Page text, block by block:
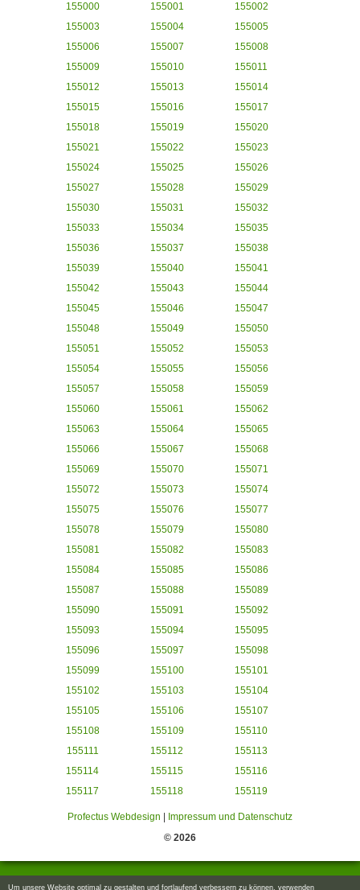
155000 155001
155002
155003
155004
155005
155006
155007
155008
155009
155010
155011
155012
155013
155014
155015
155016
155017
155018
155019
155020
155021
155022
155023
155024
155025
155026
155027
155028
155029
155030
155031
155032
155033
155034
155035
155036
155037
155038
155039
155040
155041
155042
155043
155044
155045
155046
155047
155048
155049
155050
155051
155052
155053
155054
155055
155056
155057
155058
155059
155060
155061
155062
155063
155064
155065
155066
155067
155068
155069
155070
155071
155072
155073
155074
155075
155076
155077
155078
155079
155080
155081
155082
155083
155084
155085
155086
155087
155088
155089
155090
155091
155092
155093
155094
155095
155096
155097
155098
155099
155100
155101
155102
155103
155104
155105
155106
155107
155108
155109
155110
155111
155112
155113
155114
155115
155116
155117
155118 155119
Profectus Webdesign
Impressum und Datenschutz
© 2026
Um unsere Website optimal zu gestalten und fortlaufend verbessern zu können, verwenden